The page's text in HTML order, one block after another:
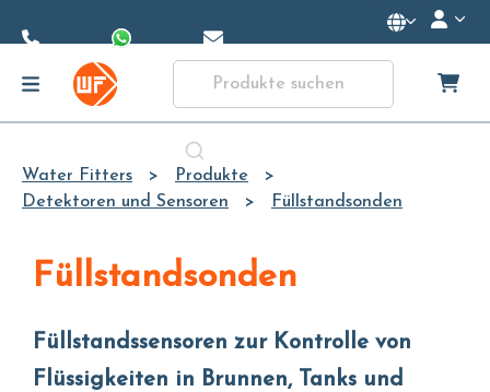
Content
Water Fitters
Produkte
Detektoren und Sensoren
Füllstandsonden
Füllstandsonden
Füllstandssensoren zur Kontrolle von
Flüssigkeiten in Brunnen, Tanks und